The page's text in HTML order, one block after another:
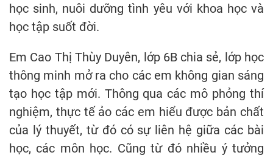
học sinh, nuôi dưỡng tình yêu với khoa học và
học tập suốt đời.
Em Cao Thị Thùy Duyên, lớp 6B chia sẻ, lớp học
thông minh mở ra cho các em không gian sáng
tạo học tập mới. Thông qua các mô phỏng thí
nghiệm, thực tế ảo các em hiểu được bản chất
của lý thuyết, từ đó có sự liên hệ giữa các bài
học, các môn học. Cũng từ đó nhiều ý tưởng